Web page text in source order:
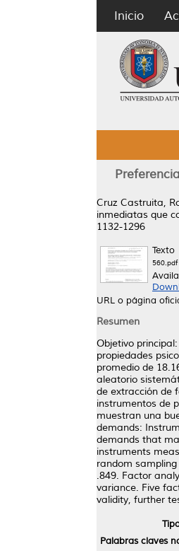
Inicio
Cruz Castruita,
inmediatas que
1132-1296
Texto
560.pdf
URL o página
Resumen
Objetivo
propiedades
promedio de
aleatorio
de extracción de
instrumentos de
muestran una
demands:
demands that
instruments
random
.849. Factor
variance. Five
validity, further
Palabras claves